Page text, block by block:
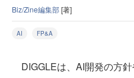
Biz/Zine編集部[著]
AI FP&A
DIGGLEは、AI開発の方